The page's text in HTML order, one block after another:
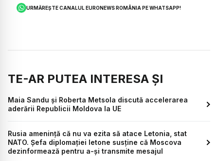
URMĂREȘTE CANALUL EURONEWS ROMÂNIA PE WHATSAPP!
TE-AR PUTEA INTERESA ȘI
Maia Sandu și Roberta Metsola discută accelerarea
aderării Republicii Moldova la UE
Rusia amenință că nu va ezita să atace Letonia, stat
NATO. Șefa diplomației letone susține că Moscova
dezinformează pentru a-și transmite mesajul